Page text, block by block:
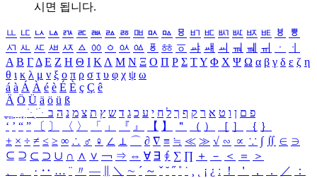
시면 됩니다.
ㅥ ㅦ ㅧ ㅨ ㅩ ㅪ ㅫ ㅬ ㅭ ㅮ ㅯ ㅰ ㅱ ㅲ ㅳ ㅴ ㅵ ㅶ ㅷ ㅸ
ㅹ
ㅺ ㅻ ㅼ ㅽ ㅾ ㅿ ㆀ ㆁ ㆂ ㆃ ㆄ ㆅ ㆆ ㆇ ㆈ ㆉ ㆊ ㆋ ㆌ ㆍ
ㆎ
Α Β ΓΔ Ε Ζ Η Θ Ι ΚΛ Μ Ν Ξ Ο Π Ρ Σ ΤΥ Φ Χ Ψ Ω α β γ δ ε ζ η
θ ι κ λ μ ν ξ ο π ρ σ τ υ φ χ ψ ω
á à Á À é è É È ç Ç ê
Ä Ö Ü ä ö ü ß
ִֶֹ ֻּ ׁׂ פ ם ן ו ט א ר ק ף ך ל ח י ע כ ג ד ש ץ ת צ מ נ ה ב
‘ ’ “ ” 〔 〕 〈 〉 「 」 『 』 【 】 ＂ （ ） ［ ］ ｛ ｝
± × ÷ ≠ ≤ ≥ ∞ ∴ ♂ ♀ ∠ ⊥ ⌒ ∂ ∇ ≡ ≒ ≪ ≫ √ ∽ ∝ ∵ ∫ ∬ ∈ ∋
⊆ ⊇ ⊂ ⊃ ∪ ∩ ∧ ∨ ￢ ⇒ ⇔ ∀ ∃ ∮ ∑ ∏ ＋ － ＜ ＝
＞
、
。 · ‥ … ¨ 〃 ― ＼ ∼ ´ ～ ˇ ˘ ˝ ˚ ˙ ¸ ¡ ¿ ː ！ ＇ ， ． ／
：